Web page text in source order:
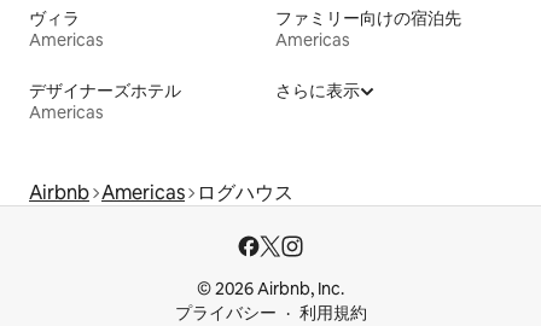
ヴィラ
Americas
ファミリー向けの宿泊先
Americas
デザイナーズホテル
Americas
さらに表示
Airbnb Americas ログハウス
© 2026 Airbnb, Inc.
プライバシー
利用規約